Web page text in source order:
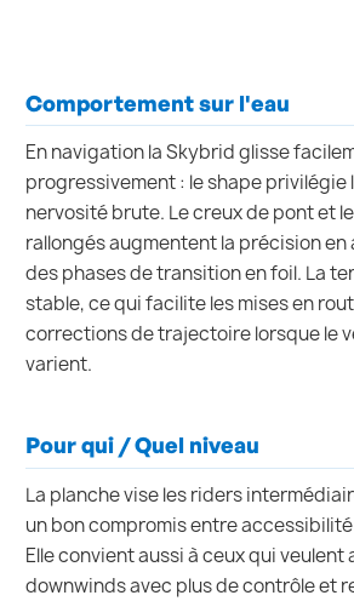
Comportement sur l'eau
En navigation la Skybrid glisse
progressivement : le shape privilégie
nervosité brute. Le creux de pont et
rallongés augmentent la précision en
des phases de transition en foil. La
stable, ce qui facilite les mises en
corrections de trajectoire lorsque le
varient.
Pour qui / Quel niveau
La planche vise les riders
un bon compromis entre
Elle convient aussi à ceux qui veulent
downwinds avec plus de contrôle et